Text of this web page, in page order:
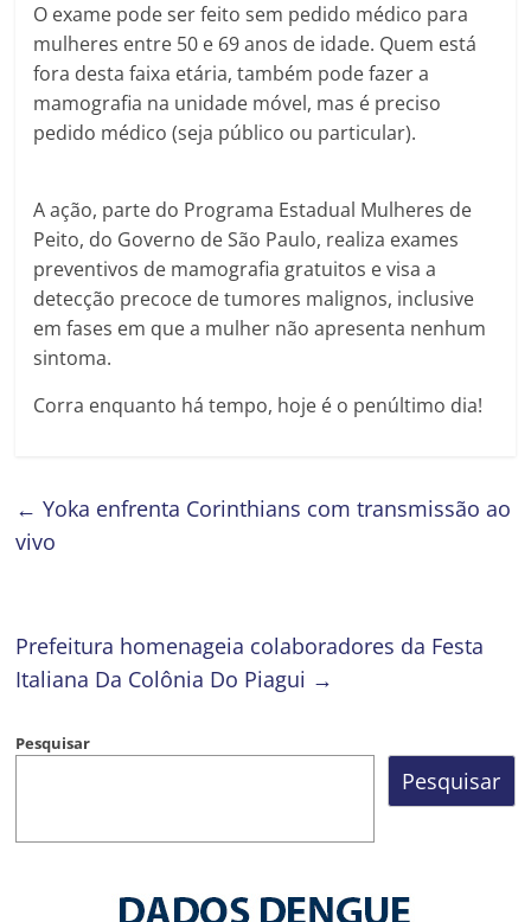
O exame pode ser feito sem pedido médico para
mulheres entre 50 e 69 anos de idade. Quem está
fora desta faixa etária, também pode fazer a
mamografia na unidade móvel, mas é preciso
pedido médico (seja público ou particular).
A ação, parte do Programa Estadual Mulheres de
Peito, do Governo de São Paulo, realiza exames
preventivos de mamografia gratuitos e visa a
detecção precoce de tumores malignos, inclusive
em fases em que a mulher não apresenta nenhum
sintoma.
Corra enquanto há tempo, hoje é o penúltimo dia!
← Yoka enfrenta Corinthians com transmissão ao
vivo
Prefeitura homenageia colaboradores da Festa
Italiana Da Colônia Do Piagui →
Pesquisar
Pesquisar